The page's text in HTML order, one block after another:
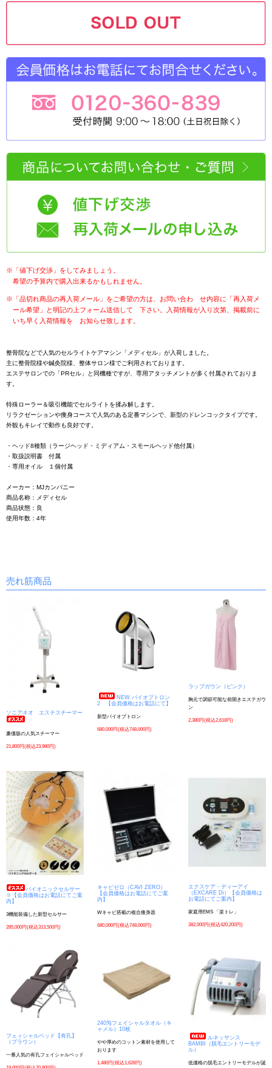
※「値下げ交渉」をしてみましょう。
希望の予算内で購入出来るかもしれません。
※「品切れ商品の再入荷メール」をご希望の方は、お問い合わ せ内容に「再入荷メ
ール希望」と明記の上フォーム送信して 下さい。入荷情報が入り次第、掲載前に
いち早く入荷情報を お知らせ致します。
整骨院などで人気のセルライトケアマシン「メディセル」が入荷しました。
主に整骨院様や鍼灸院様、整体サロン様でご利用されております。
エステサロンでの「PRセル」と同機種ですが、専用アタッチメントが多く付属されておりま
す。
特殊ローラー＆吸引機能でセルライトを揉み解します。
リラクゼーションや痩身コースで人気のある定番マシンで、新型のドレンコックタイプです。
外観もキレイで動作も良好です。
・ヘッド8種類（ラージヘッド・ミディアム・スモールヘッド他付属）
・取扱説明書 付属
・専用オイル １個付属
メーカー：MJカンパニー
商品名称：メディセル
商品状態：良
使用年数：4年
売れ筋商品
ソニアネオ エステスチーマー
廉価版の人気スチーマー
21,800円(税込23,980円)
NEW バイオプトロン
2 【会員価格はお電話にて】
新型バイオプトロン
680,000円(税込748,000円)
ラップガウン（ピンク）
胸元で調節可能な前開きエステガウ
ン
2,380円(税込2,618円)
バイオニックセルサー
Ⅱ【会員価格はお電話にてご案
内】
3機能装備した新型セルサー
285,000円(税込313,500円)
キャビゼロ（CAVI ZERO）
【会員価格はお電話にてご案
内】
Wキャビ搭載の複合痩身器
680,000円(税込748,000円)
エクスケア・ディーアイ
（EXCARE Di）【会員価格は
お電話にてご案内】
家庭用EMS 「楽トレ」
382,000円(税込420,200円)
フェィシャルベッド【有孔】
（ブラウン）
一番人気の有孔フェイシャルベッド
240匁フェイシャルタオル（キ
ャメル）10枚
やや厚めのコットン素材を使用して
おります
1,480円(税込1,628円)
ルネッサンス
BAMBI（脱毛エントリーモデ
ル）
低価格の脱毛エントリーモデルが誕